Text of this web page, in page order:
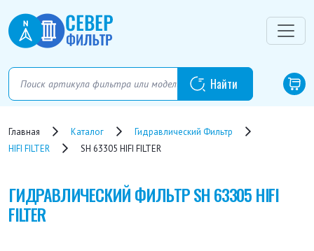
Главная Каталог
Гидравлический Фильтр
HIFI FILTER
SH 63305 HIFI FILTER
ГИДРАВЛИЧЕСКИЙ ФИЛЬТРSH 63305 HIFI
FILTER